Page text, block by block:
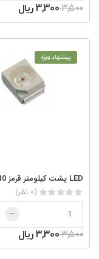
3,5003,300 ریال
پیشنهاد ویژه
(0 نظر)
3,5003,300 ریال